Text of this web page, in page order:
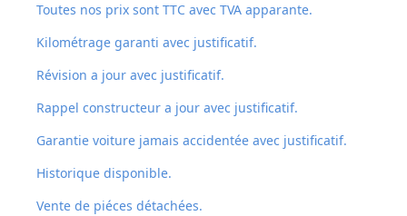
Toutes nos prix sont TTC avec TVA apparante.
Kilométrage garanti avec justificatif.
Révision a jour avec justificatif.
Rappel constructeur a jour avec justificatif.
Garantie voiture jamais accidentée avec justificatif.
Historique disponible.
Vente de piéces détachées.